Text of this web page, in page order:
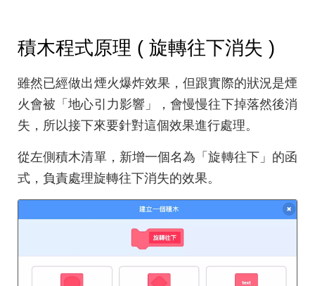
積木程式原理 ( 旋轉往下消失 )
雖然已經做出煙火爆炸效果，但跟實際的狀況是煙
火會被「地心引力影響」，會慢慢往下掉落然後消
失，所以接下來要針對這個效果進行處理。
從左側積木清單，新增一個名為「旋轉往下」的函
式，負責處理旋轉往下消失的效果。